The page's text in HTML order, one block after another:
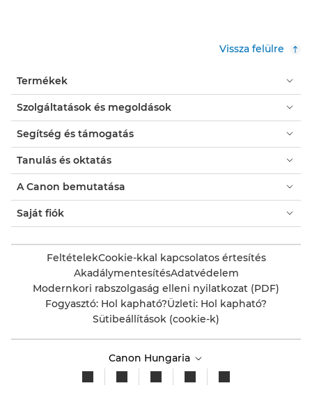
Vissza felülre
Termékek
Szolgáltatások és megoldások
Segítség és támogatás
Tanulás és oktatás
A Canon bemutatása
Saját fiók
FeltételekCookie-kkal kapcsolatos értesítés
AkadálymentesítésAdatvédelem
Modernkori rabszolgaság elleni nyilatkozat (PDF)
Fogyasztó: Hol kapható?Üzleti: Hol kapható?
Sütibeállítások (cookie-k)
Canon Hungaria